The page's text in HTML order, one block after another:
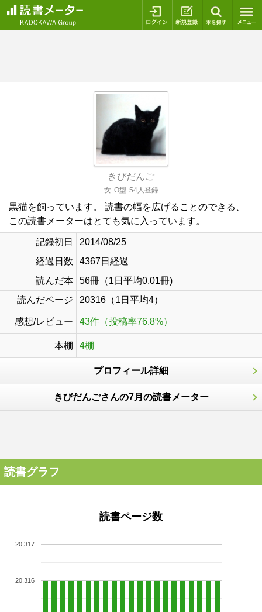
ログイン 新規登録
きびだんご
女 O型 54人登録
黒猫を飼っています。 読書の幅を広げることのできる、
この読書メーターはとても気に入っています。
記録初日
2014/08/25
経過日数
4367日経過
読んだ本
56冊（1日平均0.01冊)
読んだページ
20316（1日平均4）
感想/レビュー 43件（投稿率76.8%）
本棚 4棚
プロフィール詳細
きびだんごさんの7月の読書メーター
読書グラフ
読書ページ数
20,316
20,317